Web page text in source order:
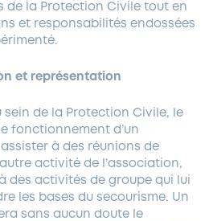
de la Protection Civile tout en
et responsabilités endossées
et représentation
sein de la Protection Civile, le
fonctionnement d’un
à des réunions de
activité de l’association,
des activités de groupe qui lui
les bases du secourisme. Un
sans aucun doute le